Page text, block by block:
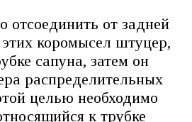
отсоединить от задней
коромысел штуцер,
сапуна, затем он
распределительных
целью необходимо
к трубке